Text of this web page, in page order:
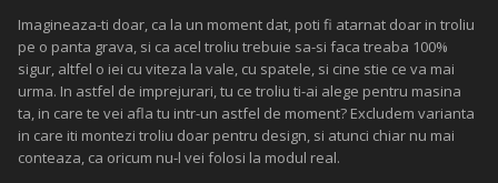
Imagineaza-ti doar, ca la un moment dat, poti fi atarnat doar in troliu
pe o panta grava, si ca acel troliu trebuie sa-si faca treaba 100%
sigur, altfel o iei cu viteza la vale, cu spatele, si cine stie ce va mai
urma. In astfel de imprejurari, tu ce troliu ti-ai alege pentru masina
ta, in care te vei afla tu intr-un astfel de moment? Excludem varianta
in care iti montezi troliu doar pentru design, si atunci chiar nu mai
conteaza, ca oricum nu-l vei folosi la modul real.